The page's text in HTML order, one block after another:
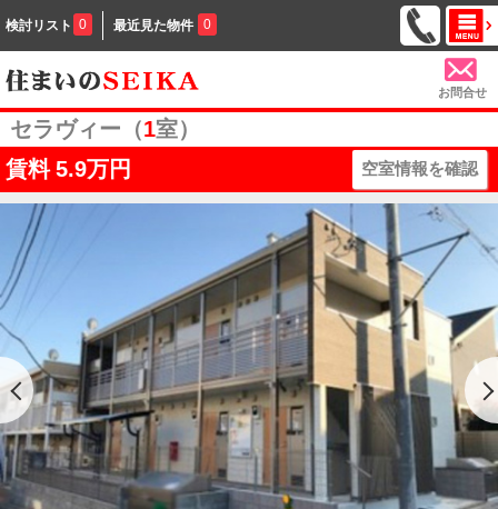
検討リスト 0 最近見た物件 0
お問合せ
セラヴィー（1室）
賃料 5.9万円 空室情報を確認